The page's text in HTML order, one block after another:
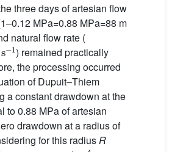
three days of artesian flow
MPa=0.88 MPa=88 m
natural flow rate (
1
) remained practically
the processing occurred
of Dupuit–Thiem
a constant drawdown at the
to 0.88 MPa of artesian
drawdown at a radius of
for this radiusR